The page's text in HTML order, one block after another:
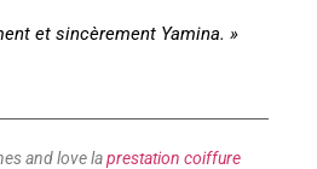
et sincèrement Yamina. »
and love laprestation coiffure